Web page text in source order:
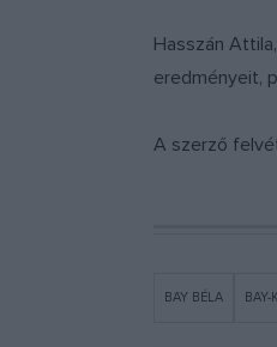
Hasszán
eredményeit,
A szerző
BAY BÉLA BAY-